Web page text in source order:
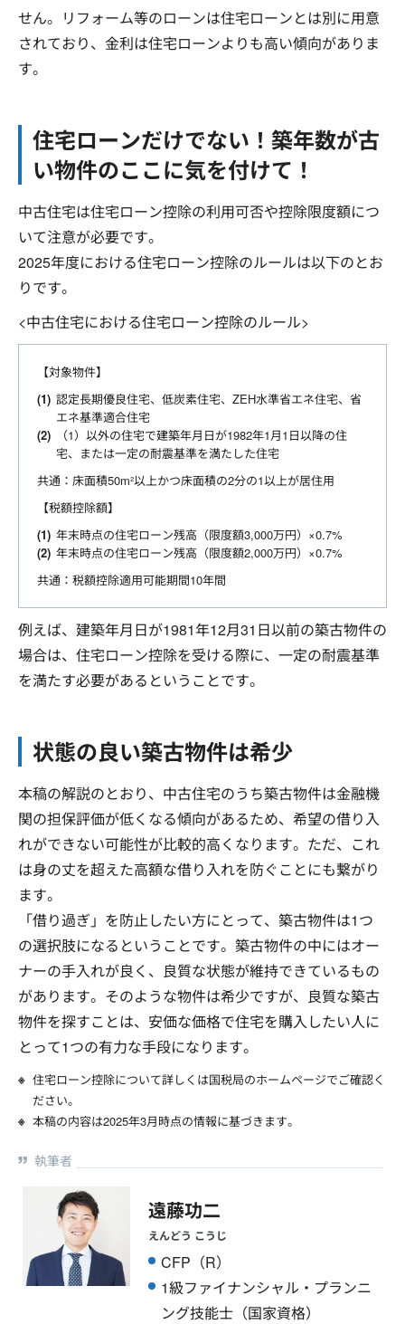
せん。リフォーム等のローンは住宅ローンとは別に用意
されており、金利は住宅ローンよりも高い傾向がありま
す。
住宅ローンだけでない！築年数が古
い物件のここに気を付けて！
中古住宅は住宅ローン控除の利用可否や控除限度額につ
いて注意が必要です。
2025年度における住宅ローン控除のルールは以下のとお
りです。
<中古住宅における住宅ローン控除のルール>
【対象物件】
認定長期優良住宅、低炭素住宅、ZEH水準省エネ住宅、省
エネ基準適合住宅
（1）以外の住宅で建築年月日が1982年1月1日以降の住
宅、または一定の耐震基準を満たした住宅
共通：床面積50m²以上かつ床面積の2分の1以上が居住用
【税額控除額】
年末時点の住宅ローン残高（限度額3,000万円）×0.7%
年末時点の住宅ローン残高（限度額2,000万円）×0.7%
共通：税額控除適用可能期間10年間
例えば、建築年月日が1981年12月31日以前の築古物件の
場合は、住宅ローン控除を受ける際に、一定の耐震基準
を満たす必要があるということです。
状態の良い築古物件は希少
本稿の解説のとおり、中古住宅のうち築古物件は金融機
関の担保評価が低くなる傾向があるため、希望の借り入
れができない可能性が比較的高くなります。ただ、これ
は身の丈を超えた高額な借り入れを防ぐことにも繋がり
ます。
「借り過ぎ」を防止したい方にとって、築古物件は1つ
の選択肢になるということです。築古物件の中にはオー
ナーの手入れが良く、良質な状態が維持できているもの
があります。そのような物件は希少ですが、良質な築古
物件を探すことは、安価な価格で住宅を購入したい人に
とって1つの有力な手段になります。
住宅ローン控除について詳しくは国税局のホームページでご確認く
ださい。
本稿の内容は2025年3月時点の情報に基づきます。
執筆者
遠藤功二
えんどう こうじ
CFP（R）
1級ファイナンシャル・プランニ
ング技能士（国家資格）